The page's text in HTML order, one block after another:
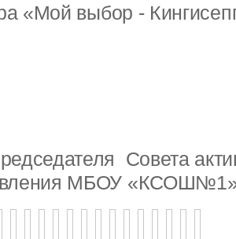
«Мой выбор -
Совета
МБОУ